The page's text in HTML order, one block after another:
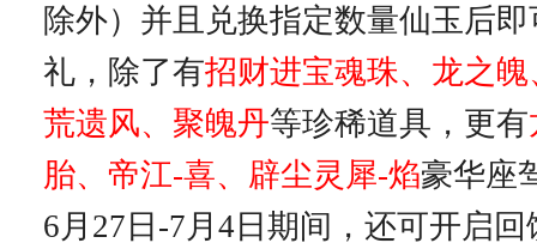
除外）并且兑换指定数量仙玉后
礼，除了有招财进宝魂珠、 龙之魄
荒遗风、 聚魄丹等珍稀道具，更有
胎、帝江-喜、辟尘灵犀-焰豪华座
6月27日-7月4日期间，还可开启